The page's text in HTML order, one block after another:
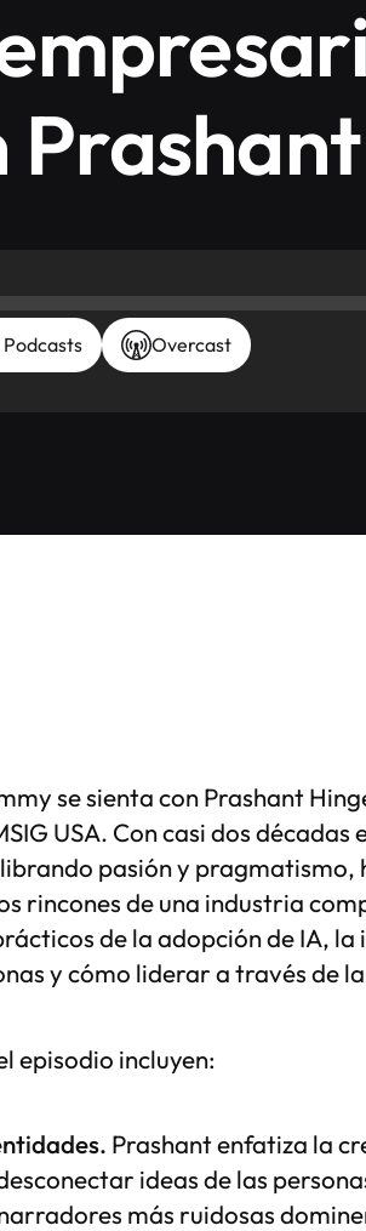
Overcast
se sienta con Prashant
USA. Con casi dos décadas
pasión y pragmatismo,
rincones de una industria
de la adopción de IA,
y cómo liderar a través de
episodio incluyen:
Prashant enfatiza la
ideas de las
más ruidosas